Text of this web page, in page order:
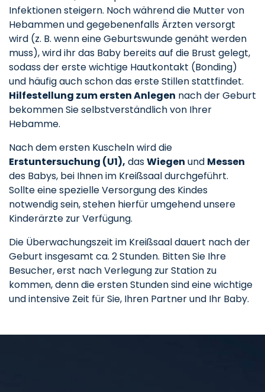
Infektionen steigern. Noch während die Mutter von
Hebammen und gegebenenfalls Ärzten versorgt
wird (z. B. wenn eine Geburtswunde genäht werden
muss), wird ihr das Baby bereits auf die Brust gelegt,
sodass der erste wichtige Hautkontakt (Bonding)
und häufig auch schon das erste Stillen stattfindet.
Hilfestellung zum ersten Anlegen nach der Geburt
bekommen Sie selbstverständlich von Ihrer
Hebamme.
Nach dem ersten Kuscheln wird die
Erstuntersuchung (U1), dasWiegen und Messen
des Babys, bei Ihnen im Kreißsaal durchgeführt.
Sollte eine spezielle Versorgung des Kindes
notwendig sein, stehen hierfür umgehend unsere
Kinderärzte zur Verfügung.
Die Überwachungszeit im Kreißsaal dauert nach der
Geburt insgesamt ca. 2 Stunden. Bitten Sie Ihre
Besucher, erst nach Verlegung zur Station zu
kommen, denn die ersten Stunden sind eine wichtige
und intensive Zeit für Sie, Ihren Partner und Ihr Baby.